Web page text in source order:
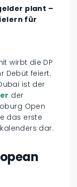
plant –
für
wirbt die DP
Debüt feiert.
ist der
der
Open
das erste
dar.